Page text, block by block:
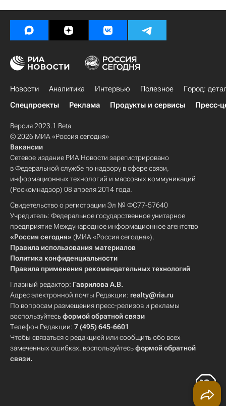
Новости Аналитика Интервью Полезное
Город:
Спецпроекты
Реклама Продукты и сервисы Пресс-
Версия 2023.1 Beta
© 2026 МИА «Россия сегодня»
Вакансии
Сетевое издание РИА Новости зарегистрировано
в Федеральной службе по надзору в сфере связи,
информационных технологий и массовых коммуникаций
(Роскомнадзор) 08 апреля 2014 года.
Свидетельство о регистрации Эл № ФС77-57640
Учредитель: Федеральное государственное унитарное
предприятие Международное информационное агентство
«Россия сегодня» (МИА «Россия сегодня»).
Правила использования материалов
Политика конфиденциальности
Правила применения рекомендательных технологий
Главный редактор: Гаврилова А.В.
Адрес электронной почты Редакции: realty@ria.ru
По вопросам размещения пресс-релизов и рекламы
воспользуйтесьформой обратной связи
Телефон Редакции: 7 (495) 645-6601
Чтобы связаться с редакцией или сообщить обо всех
замеченных ошибках, воспользуйтесьформой обратной
связи.